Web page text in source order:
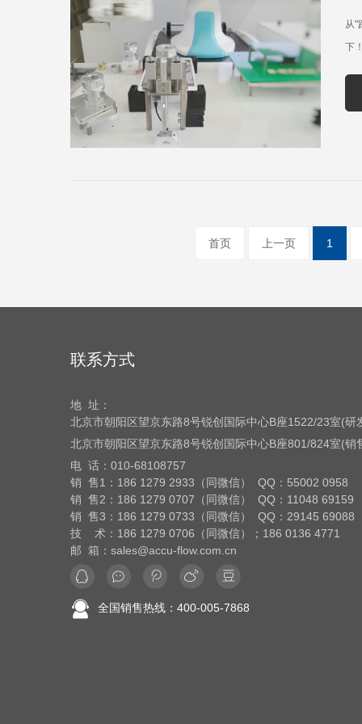
从"
下
首页 上一页 1
联系方式
地 址：
北京市朝阳区望京东路8号锐创国际中心B座1522/23室(研
北京市朝阳区望京东路8号锐创国际中心B座801/824室(销
电 话： 010-68108757
销 售1：186 1279 2933（同微信） QQ：55002 0958
销 售2：186 1279 0707（同微信） QQ：11048 69159
销 售3：186 1279 0733（同微信） QQ：29145 69088
技 术：186 1279 0706（同微信）；186 0136 4771
邮 箱：sales@accu-flow.com.cn
全国销售热线：400-005-7868